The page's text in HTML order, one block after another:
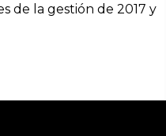
de la gestión de 2017 y